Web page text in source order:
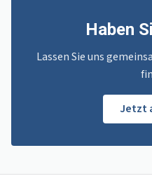
Haben
Lassen Sie uns
Jetzt